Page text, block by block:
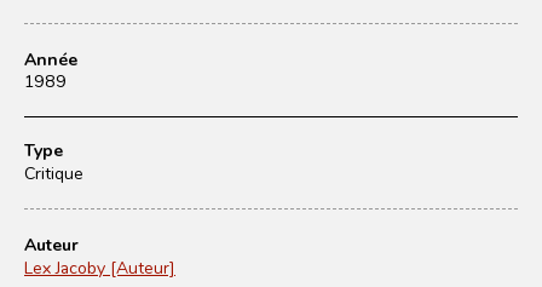
Année
1989
Type
Critique
Auteur
Lex Jacoby [Auteur]